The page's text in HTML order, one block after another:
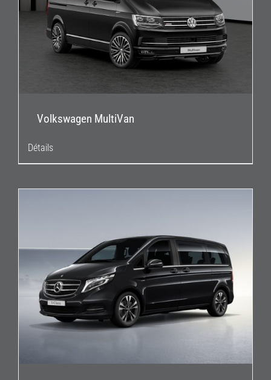
Volkswagen MultiVan
Détails